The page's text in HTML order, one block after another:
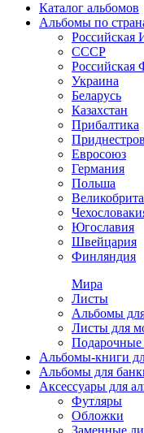
Каталог альбомов
Альбомы по
Российская
СССР
Российская
Украина
Беларусь
Казахстан
Прибалтика
Евросоюз
Германия
Польша
Югославия
Швейцария
Финляндия
Мира
Листы
Альбомы
Листы для
Подарочные
Альбомы-книги
Альбомы для
Аксессуары для
Футляры
Обложки
Заменные